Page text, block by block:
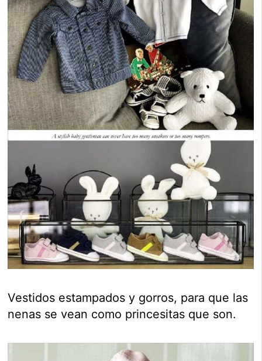
Vestidos estampados y gorros, para que las
nenas se vean como princesitas que son.